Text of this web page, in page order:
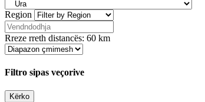
Region
Rreze rreth distancës: 60 km
Filtro sipas veçorive